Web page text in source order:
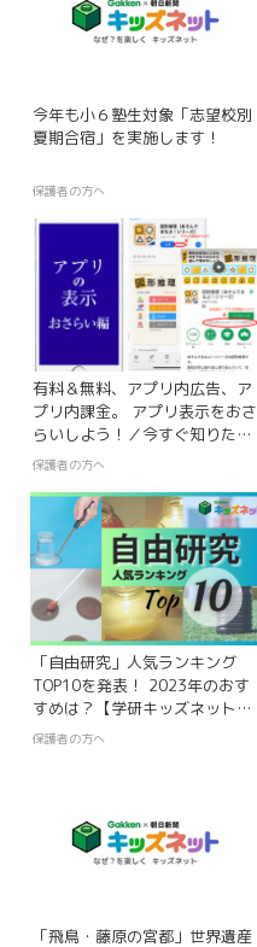
今年も小６塾生対象「志望校別
夏期合宿」を実施します！
保護者の方へ
有料＆無料、アプリ内広告、ア
プリ内課金。 アプリ表示をおさ
らいしよう！／今すぐ知りた
い！ 親子のための、学ぶアプリ
保護者の方へ
「自由研究」人気ランキング
TOP10を発表！ 2023年のおす
すめは？【学研キッズネット編
集長が解説】
保護者の方へ
「飛鳥・藤原の宮都」世界遺産